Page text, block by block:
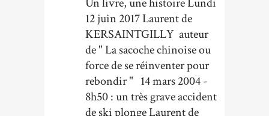
12 juin 2017 Laurent de
KERSAINTGILLY auteur
de " La sacoche chinoise ou
force de se réinventer pour
rebondir " 14 mars 2004 -
8h50 : un très grave accident
de ski plonge Laurent de